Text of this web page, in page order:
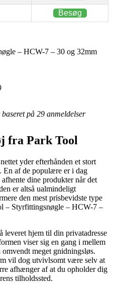
Besøg
– HCW-7 – 30 og 32mm
på 29 anmeldelser
fra Park Tool
yder efterhånden et stort
En af de populære er i dag
dine produkter når det
er altså ualmindeligt
den mest prisbevidste type
– Styrfittingsnøgle – HCW-7 –
hjem til din privatadresse
viser sig en gang i mellem
meget gnidningsløs.
vil dog utvivlsomt være selv at
afhænger af at du opholder dig
tilholdssted.